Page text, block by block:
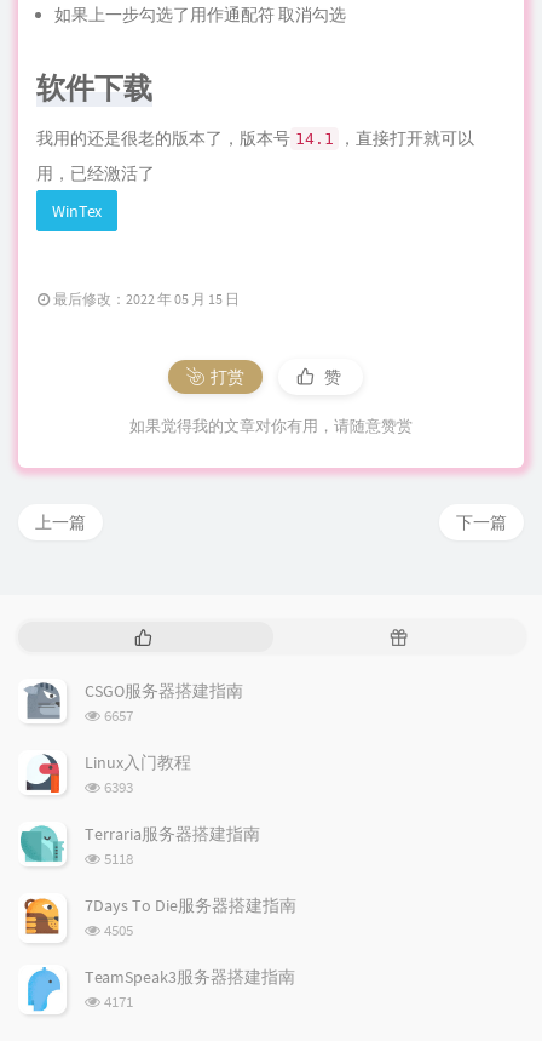
如果上一步勾选了用作通配符 取消勾选
软件下载
我用的还是很老的版本了，版本号 14.1
，直接打开就可以
用，已经激活了
WinTex
最后修改：2022 年 05 月 15 日
打赏 赞
如果觉得我的文章对你有用，请随意赞赏
下一篇
上一篇
文
章
随
CSGO服务器搭建指南
浏
次
6657
Linux入门教程
浏
次
6393
Terraria服务器搭建指南
浏
次
数:
5118
7Days To Die服务器搭建指南
浏
次
4505
TeamSpeak3服务器搭建指南
浏
4171